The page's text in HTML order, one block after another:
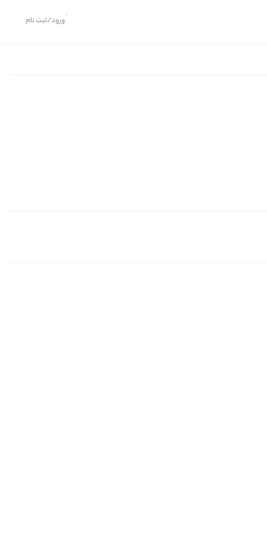
ورود/ثبت نام